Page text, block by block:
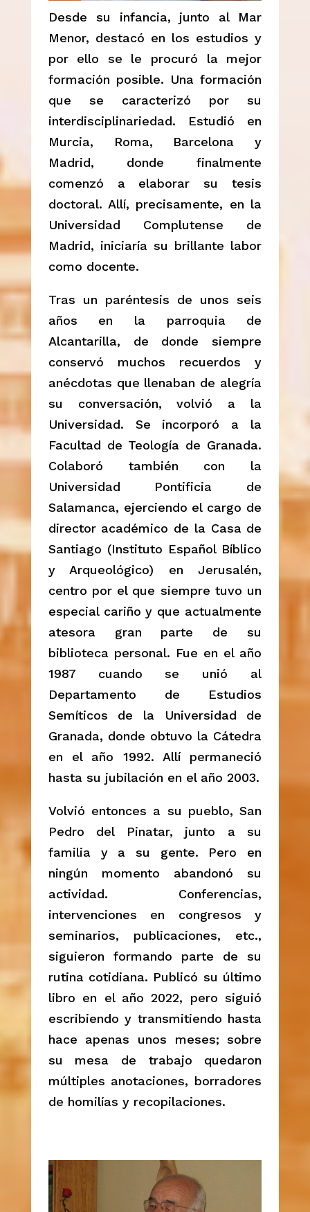
Desde su infancia, junto al Mar
Menor, destacó en los estudios y
por ello se le procuró la mejor
formación posible. Una formación
que se caracterizó por su
interdisciplinariedad. Estudió en
Murcia, Roma, Barcelona y
Madrid, donde finalmente
comenzó a elaborar su tesis
doctoral. Allí, precisamente, en la
Universidad Complutense de
Madrid, iniciaría su brillante labor
como docente.
Tras un paréntesis de unos seis
años en la parroquia de
Alcantarilla, de donde siempre
conservó muchos recuerdos y
anécdotas que llenaban de alegría
su conversación, volvió a la
Universidad. Se incorporó a la
Facultad de Teología de Granada.
Colaboró también con la
Universidad Pontificia de
Salamanca, ejerciendo el cargo de
director académico de la Casa de
Santiago (Instituto Español Bíblico
y Arqueológico) en Jerusalén,
centro por el que siempre tuvo un
especial cariño y que actualmente
atesora gran parte de su
biblioteca personal. Fue en el año
1987 cuando se unió al
Departamento de Estudios
Semíticos de la Universidad de
Granada, donde obtuvo la Cátedra
en el año 1992. Allí permaneció
hasta su jubilación en el año 2003.
Volvió entonces a su pueblo, San
Pedro del Pinatar, junto a su
familia y a su gente. Pero en
ningún momento abandonó su
actividad. Conferencias,
intervenciones en congresos y
seminarios, publicaciones, etc.,
siguieron formando parte de su
rutina cotidiana. Publicó su último
libro en el año 2022, pero siguió
escribiendo y transmitiendo hasta
hace apenas unos meses; sobre
su mesa de trabajo quedaron
múltiples anotaciones, borradores
de homilías y recopilaciones.